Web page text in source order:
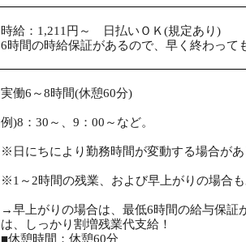
時給：1,211円～ 日払いＯＫ(規定あり)
6時間の時給保証があるので、早く終わって
実働6～8時間(休憩60分)
例)8：30～、9：00～など。
※日にちにより勤務時間が変動する場合があ
※1～2時間の残業、および早上がりの場合も
→早上がりの場合は、最低6時間の給与保証
は、しっかり割増残業代支給！
■休憩時間：休憩60分